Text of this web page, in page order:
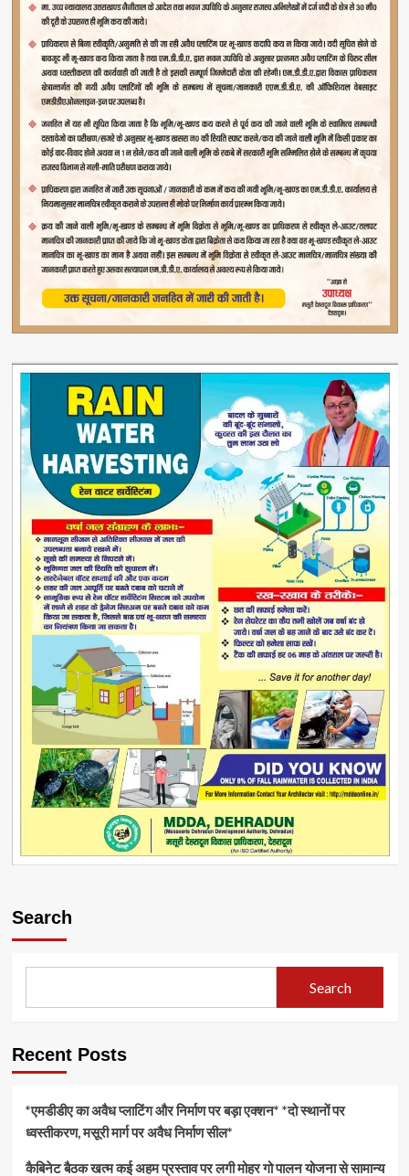
Search
Search
Recent Posts
*एमडीडीए का अवैध प्लाटिंग और निर्माण पर बड़ा एक्शन* *दो स्थानों पर
ध्वस्तीकरण, मसूरी मार्ग पर अवैध निर्माण सील*
कैबिनेट बैठक खत्म कई अहम प्रस्ताव पर लगी मोहर गो पालन योजना से सामान्य